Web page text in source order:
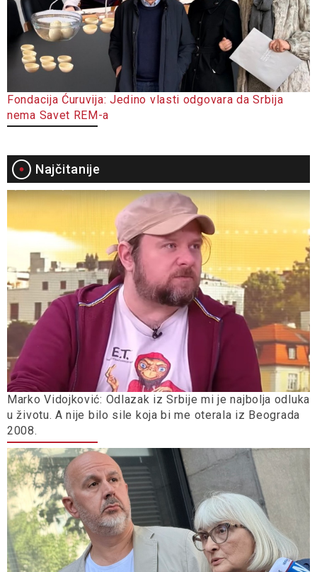
Fondacija Ćuruvija: Jedino vlasti odgovara da Srbija
nema Savet REM-a
Najčitanije
Marko Vidojković: Odlazak iz Srbije mi je najbolja odluka
u životu. A nije bilo sile koja bi me oterala iz Beograda
2008.